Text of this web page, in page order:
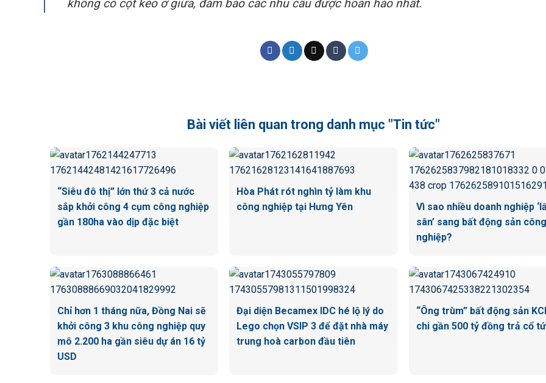
không có cột kèo ở giữa, đảm bảo các nhu cầu được hoàn hảo nhất.
Bài viết liên quan trong danh mục "Tin tức"
“Siêu đô thị” lớn thứ 3 cả nước
sắp khởi công 4 cụm công nghiệp
gần 180ha vào dịp đặc biệt
Hòa Phát rót nghìn tỷ làm khu
công nghiệp tại Hưng Yên
Vì sao nhiều doanh nghiệp
sân’ sang bất động sản công
nghiệp?
Chỉ hơn 1 tháng nữa, Đồng Nai sẽ
khởi công 3 khu công nghiệp quy
mô 2.200 ha gần siêu dự án 16 tỷ
USD
Đại diện Becamex IDC hé lộ lý do
Lego chọn VSIP 3 để đặt nhà máy
trung hoà carbon đầu tiên
“Ông trùm” bất động sản
chi gần 500 tỷ đồng trả cổ